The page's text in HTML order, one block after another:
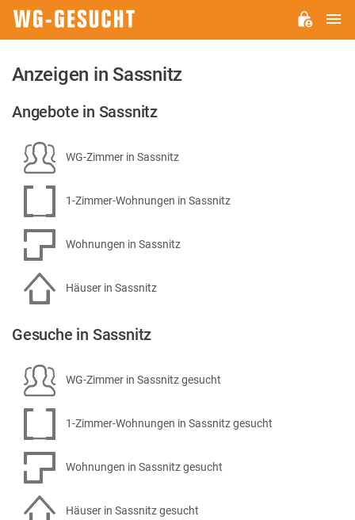
Anzeigen in Sassnitz
Angebote in Sassnitz
WG-Zimmer in Sassnitz
1-Zimmer-Wohnungen in Sassnitz
Wohnungen in Sassnitz
Häuser in Sassnitz
Gesuche in Sassnitz
WG-Zimmer in Sassnitz gesucht
1-Zimmer-Wohnungen in Sassnitz gesucht
Wohnungen in Sassnitz gesucht
Häuser in Sassnitz gesucht